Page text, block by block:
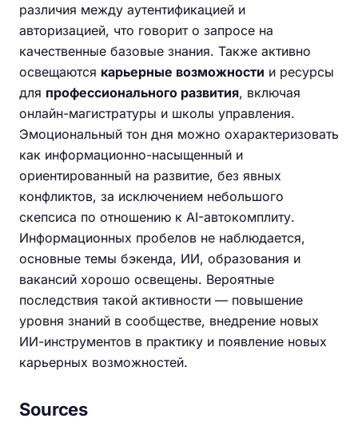
различия между аутентификацией и
авторизацией, что говорит о запросе на
качественные базовые знания. Также активно
освещаются карьерные возможности и ресурсы
для профессионального развития, включая
онлайн-магистратуры и школы управления.
Эмоциональный тон дня можно охарактеризовать
как информационно-насыщенный и
ориентированный на развитие, без явных
конфликтов, за исключением небольшого
скепсиса по отношению к AI-автокомплиту.
Информационных пробелов не наблюдается,
основные темы бэкенда, ИИ, образования и
вакансий хорошо освещены. Вероятные
последствия такой активности — повышение
уровня знаний в сообществе, внедрение новых
ИИ-инструментов в практику и появление новых
карьерных возможностей.
Sources